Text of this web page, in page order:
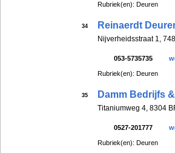
Rubriek(en): Deuren
34 Reinaerdt
Nijverheidsstraat 1,
053-5735735
Rubriek(en): Deuren
35 Damm Bedrijfs
Titaniumweg 4, 8304
0527-201777
Rubriek(en): Deuren